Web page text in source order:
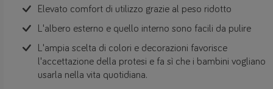
Elevato comfort di utilizzo grazie al peso ridotto
L'albero esterno e quello interno sono facili da pulire
L'ampia scelta di colori e decorazioni favorisce
l'accettazione della protesi e fa sì che i bambini vogliano
usarla nella vita quotidiana.